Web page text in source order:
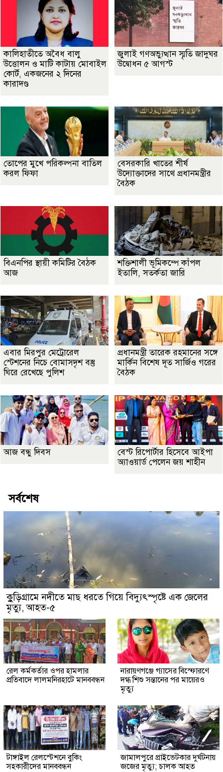
কালিহাতীতে অবৈধ বালু
উত্তোলন ও মাটি কাটায় মোবাইল
কোর্ট, একজনের ২ দিনের
কারাদণ্ড
জুলাই গণঅভ্যুত্থান স্মৃতি জাদুঘর
উদ্বোধন ৫ আগস্ট
তোপের মুখে পরিকল্পনা বাতিল
করল ফিফা
বেসরকারি খাতের শীর্ষ
উদ্যোক্তাদের সাথে প্রধানমন্ত্রীর
বৈঠক
বিএনপির স্থায়ী কমিটির বৈঠক
আজ
শক্তিশালী ভূমিকম্পে কাঁপল
ইতালি, সতর্কতা জারি
এবার মিরপুর মেট্রোরেল
স্টেশনের নিচে বোমাসদৃশ বস্তু
ঘিরে রেখেছে পুলিশ
প্রধানমন্ত্রী তারেক রহমানের সঙ্গে
মার্কিন বিশেষ দূত সার্জিও গরের
বৈঠক
আজ বন্ধু দিবস
বেস্ট রিপোর্টার হিসেবে আইপা
অ্যাওয়ার্ড পেলেন জয় শাহীন
সর্বশেষ
কুুড়িগ্রা‌মে নদীতে মাছ ধরতে গিয়ে বিদ্যুৎস্পৃষ্টে এক জেলের
মৃত্যু, আহত-৫
রেল কর্মকর্তার ওপর হামলার
প্রতিবাদে লালমনিরহাটে মানববন্ধন
নারায়ণগঞ্জে গ্যাসের বিস্ফোরণে
দগ্ধ শিশু সন্তানের পর মায়েরও
মৃত্যু
টাঙ্গাইল রেলস্টেশনে বুকিং
সহকারীদের মানববন্ধন
জামালপুরে প্রাইভেটকার দুর্ঘটনায়
জজের মৃত্যু; চালক আহত